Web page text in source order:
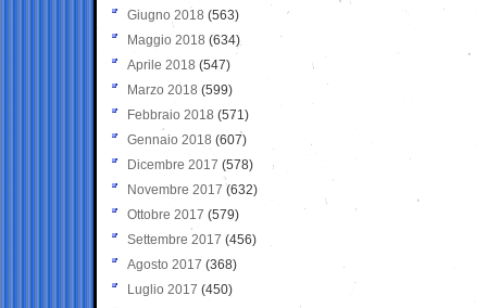
Giugno 2018 (563)
Maggio 2018 (634)
Aprile 2018 (547)
Marzo 2018 (599)
Febbraio 2018 (571)
Gennaio 2018 (607)
Dicembre 2017 (578)
Novembre 2017 (632)
Ottobre 2017 (579)
Settembre 2017 (456)
Agosto 2017 (368)
Luglio 2017 (450)